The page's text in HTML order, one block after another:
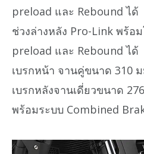
preload และ Rebound ได้
ช่วงล่างหลัง Pro-Link พร้อ
preload และ Rebound ได้
เบรกหน้า จานคู่ขนาด 310
เบรกหลังจานเดี่ยวขนาด
พร้อมระบบ Combined